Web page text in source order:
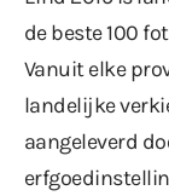
de beste 100
Vanuit elke
landelijke
aangeleverd